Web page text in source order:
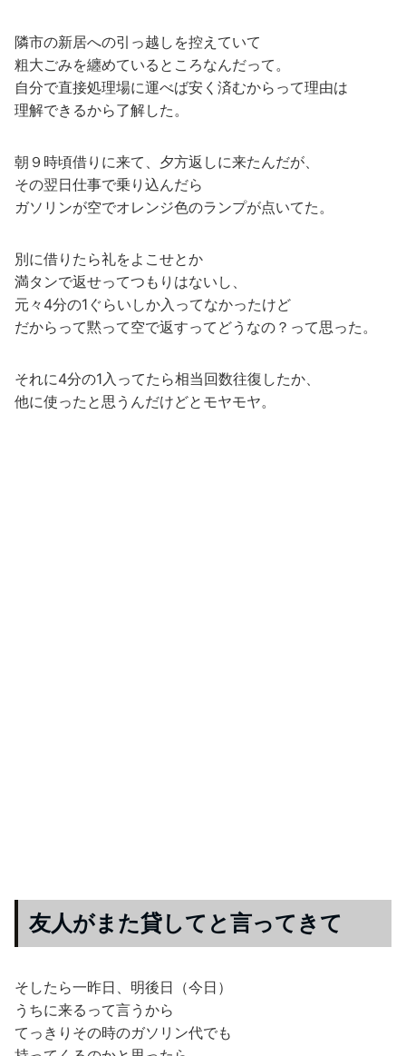
隣市の新居への引っ越しを控えていて
粗大ごみを纏めているところなんだって。
自分で直接処理場に運べば安く済むからって理由は
理解できるから了解した。
朝９時頃借りに来て、夕方返しに来たんだが、
その翌日仕事で乗り込んだら
ガソリンが空でオレンジ色のランプが点いてた。
別に借りたら礼をよこせとか
満タンで返せってつもりはないし、
元々4分の1ぐらいしか入ってなかったけど
だからって黙って空で返すってどうなの？って思った。
それに4分の1入ってたら相当回数往復したか、
他に使ったと思うんだけどとモヤモヤ。
友人がまた貸してと言ってきて
そしたら一昨日、明後日（今日）
うちに来るって言うから
てっきりその時のガソリン代でも